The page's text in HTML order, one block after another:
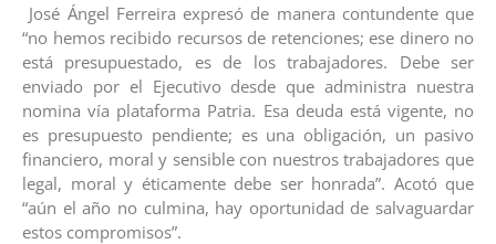
‎ ‎José Ángel Ferreira expresó de manera contundente que
“no hemos recibido recursos de retenciones; ese dinero no
está presupuestado, es de los trabajadores. Debe ser
enviado por el Ejecutivo desde que administra nuestra
nomina vía plataforma Patria. Esa deuda está vigente, no
es presupuesto pendiente; es una obligación, un pasivo
financiero, moral y sensible con nuestros trabajadores que
legal, moral y éticamente debe ser honrada”.‎ ‎Acotó que
“aún el año no culmina, hay oportunidad de salvaguardar
estos compromisos”.